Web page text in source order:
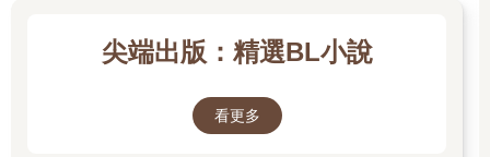
尖端出版：精選BL小說
看更多